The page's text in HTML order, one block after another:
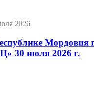
2026
30 июля 2026 г.